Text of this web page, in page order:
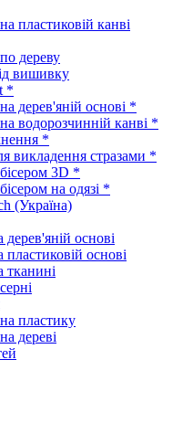
пластиковій канві
дереву
вишивку
*
дерев'яній основі *
водорозчинній канві *
*
викладення стразами *
3D *
на одязі *
(Україна)
основі
основі
тканині
пластику
дереві